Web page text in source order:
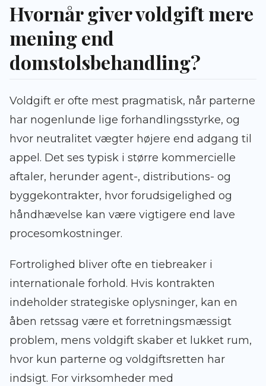
Hvornår giver voldgift mere
mening end
domstolsbehandling?
Voldgift er ofte mest pragmatisk, når parterne
har nogenlunde lige forhandlingsstyrke, og
hvor neutralitet vægter højere end adgang til
appel. Det ses typisk i større kommercielle
aftaler, herunder agent-, distributions- og
byggekontrakter, hvor forudsigelighed og
håndhævelse kan være vigtigere end lave
procesomkostninger.
Fortrolighed bliver ofte en tiebreaker i
internationale forhold. Hvis kontrakten
indeholder strategiske oplysninger, kan en
åben retssag være et forretningsmæssigt
problem, mens voldgift skaber et lukket rum,
hvor kun parterne og voldgiftsretten har
indsigt. For virksomheder med